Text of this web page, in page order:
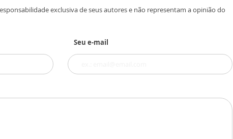
exclusiva de seus autores e não representam a opinião do
Seu e-mail